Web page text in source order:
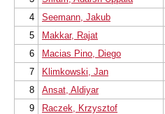
4
Seemann, Jakub
5
Makkar, Rajat
6
Macias Pino, Diego
7
Klimkowski, Jan
8
Ansat, Aldiyar
9
Raczek, Krzysztof